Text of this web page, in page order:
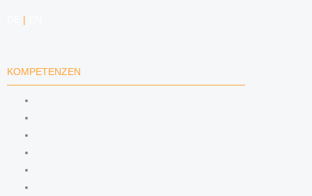
KOMPETENZEN